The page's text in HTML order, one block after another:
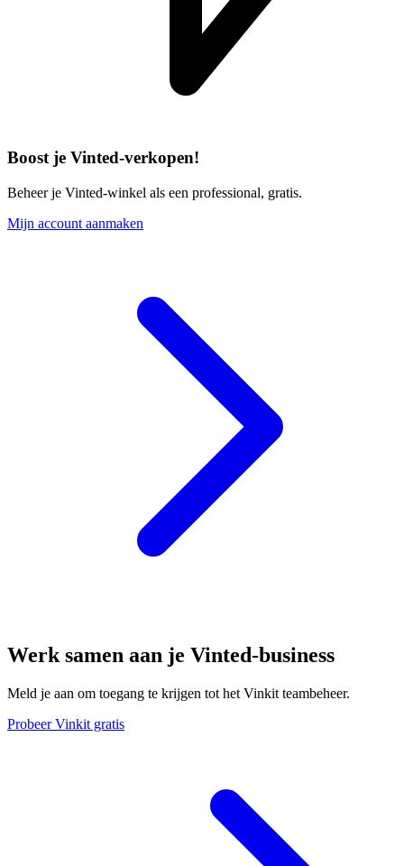
Boost je Vinted-verkopen!
Beheer je Vinted-winkel als een professional, gratis.
Mijn account aanmaken
Werk samen aan je Vinted-business
Meld je aan om toegang te krijgen tot het Vinkit teambeheer.
Probeer Vinkit gratis